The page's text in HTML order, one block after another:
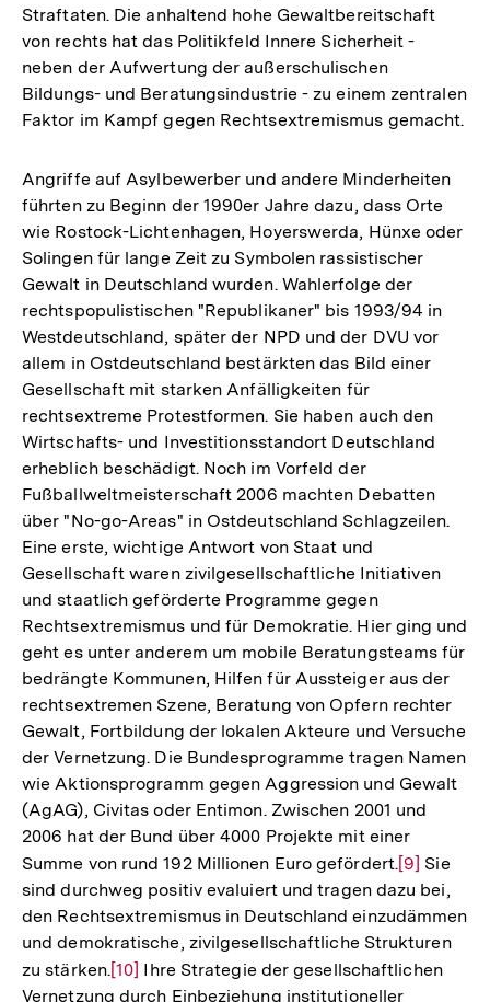
Straftaten. Die anhaltend hohe Gewaltbereitschaft
von rechts hat das Politikfeld Innere Sicherheit -
neben der Aufwertung der außerschulischen
Bildungs- und Beratungsindustrie - zu einem zentralen
Faktor im Kampf gegen Rechtsextremismus gemacht.
Angriffe auf Asylbewerber und andere Minderheiten
führten zu Beginn der 1990er Jahre dazu, dass Orte
wie Rostock-Lichtenhagen, Hoyerswerda, Hünxe oder
Solingen für lange Zeit zu Symbolen rassistischer
Gewalt in Deutschland wurden. Wahlerfolge der
rechtspopulistischen "Republikaner" bis 1993/94 in
Westdeutschland, später der NPD und der DVU vor
allem in Ostdeutschland bestärkten das Bild einer
Gesellschaft mit starken Anfälligkeiten für
rechtsextreme Protestformen. Sie haben auch den
Wirtschafts- und Investitionsstandort Deutschland
erheblich beschädigt. Noch im Vorfeld der
Fußballweltmeisterschaft 2006 machten Debatten
über "No-go-Areas" in Ostdeutschland Schlagzeilen.
Eine erste, wichtige Antwort von Staat und
Gesellschaft waren zivilgesellschaftliche Initiativen
und staatlich geförderte Programme gegen
Rechtsextremismus und für Demokratie. Hier ging und
geht es unter anderem um mobile Beratungsteams für
bedrängte Kommunen, Hilfen für Aussteiger aus der
rechtsextremen Szene, Beratung von Opfern rechter
Gewalt, Fortbildung der lokalen Akteure und Versuche
der Vernetzung. Die Bundesprogramme tragen Namen
wie Aktionsprogramm gegen Aggression und Gewalt
(AgAG), Civitas oder Entimon. Zwischen 2001 und
2006 hat der Bund über 4000 Projekte mit einer
Summe von rund 192 Millionen Euro gefördert.Zur
Auflösung
der
Fußnote
[9] Sie
sind durchweg positiv evaluiert und tragen dazu bei,
den Rechtsextremismus in Deutschland einzudämmen
und demokratische, zivilgesellschaftliche Strukturen
zu stärken.Zur
Auflösung
[10] Ihre Strategie der gesellschaftlichen
Vernetzung durch Einbeziehung institutioneller